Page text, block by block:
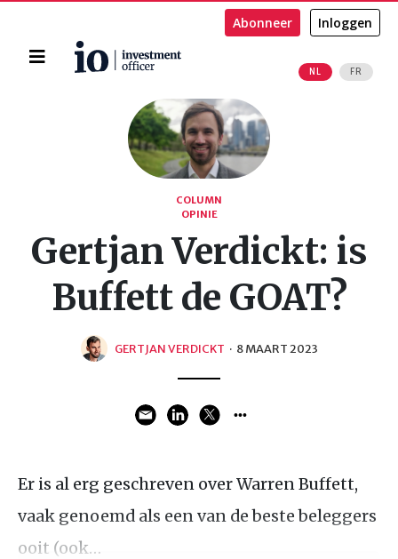
Home
NL FR
Abonneer Inloggen
COLUMN
OPINIE
Gertjan Verdickt: is
Buffett de GOAT?
GERTJAN VERDICKT · 8 MAART 2023
Er is al erg geschreven over Warren Buffett,
vaak genoemd als een van de beste beleggers
ooit (ook…